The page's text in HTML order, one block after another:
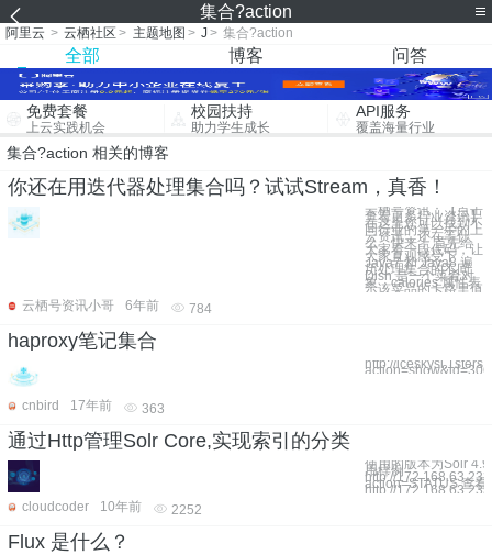
集合?action
阿里云 > 云栖社区 > 主题地图 > J > 集合?action
全部 博客 问答
免费套餐
上云实践机会
校园扶持
助力学生成长
API服务
覆盖海量行业
集合?action 相关的博客
你还在用迭代器处理集合吗？试试Stream，真香！
云栖号资讯：【点击
查看更多行业资讯】
在这里您可以找到不
同行业的第一手的上
云资讯，还在等什
么，快来！ 首先给
大家看一段代码，让
大家直观感受下
Java7 和 Java8 遍
历处理集合的不同
Dish 是一个菜肴对
象，calories 属性表
示该菜品的卡路里值
云栖号资讯小哥
6年前 784
haproxy笔记集合
http://
action=show&id=306
cnbird 17年前 363
通过Http管理Solr Core,实现索引的分类
使用的版本为Solr
用样例
http://
action=STATUS 查
http://
cloudcoder
10年前 2252
Flux 是什么？